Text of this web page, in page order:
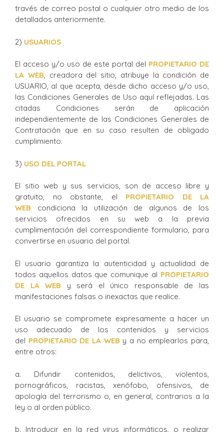
través de correo postal o cualquier otro medio de los
detallados anteriormente.
2) USUARIOS
El acceso y/o uso de este portal del PROPIETARIO DE
LA WEB, creadora del sitio, atribuye la condición de
USUARIO, al que acepta, desde dicho acceso y/o uso,
las Condiciones Generales de Uso aquí reflejadas. Las
citadas Condiciones serán de aplicación
independientemente de las Condiciones Generales de
Contratación que en su caso resulten de obligado
cumplimiento.
3) USO DEL PORTAL
El sitio web y sus servicios, son de acceso libre y
gratuito, no obstante, el PROPIETARIO DE LA
WEB condiciona la utilización de algunos de los
servicios ofrecidos en su web a la previa
cumplimentación del correspondiente formulario, para
convertirse en usuario del portal.
El usuario garantiza la autenticidad y actualidad de
todos aquellos datos que comunique al PROPIETARIO
DE LA WEB y será el único responsable de las
manifestaciones falsas o inexactas que realice.
El usuario se compromete expresamente a hacer un
uso adecuado de los contenidos y servicios
del PROPIETARIO DE LA WEB y a no emplearlos para,
entre otros:
a. Difundir contenidos, delictivos, violentos,
pornográficos, racistas, xenófobo, ofensivos, de
apología del terrorismo o, en general, contrarios a la
ley o al orden público.
b. Introducir en la red virus informáticos, o realizar